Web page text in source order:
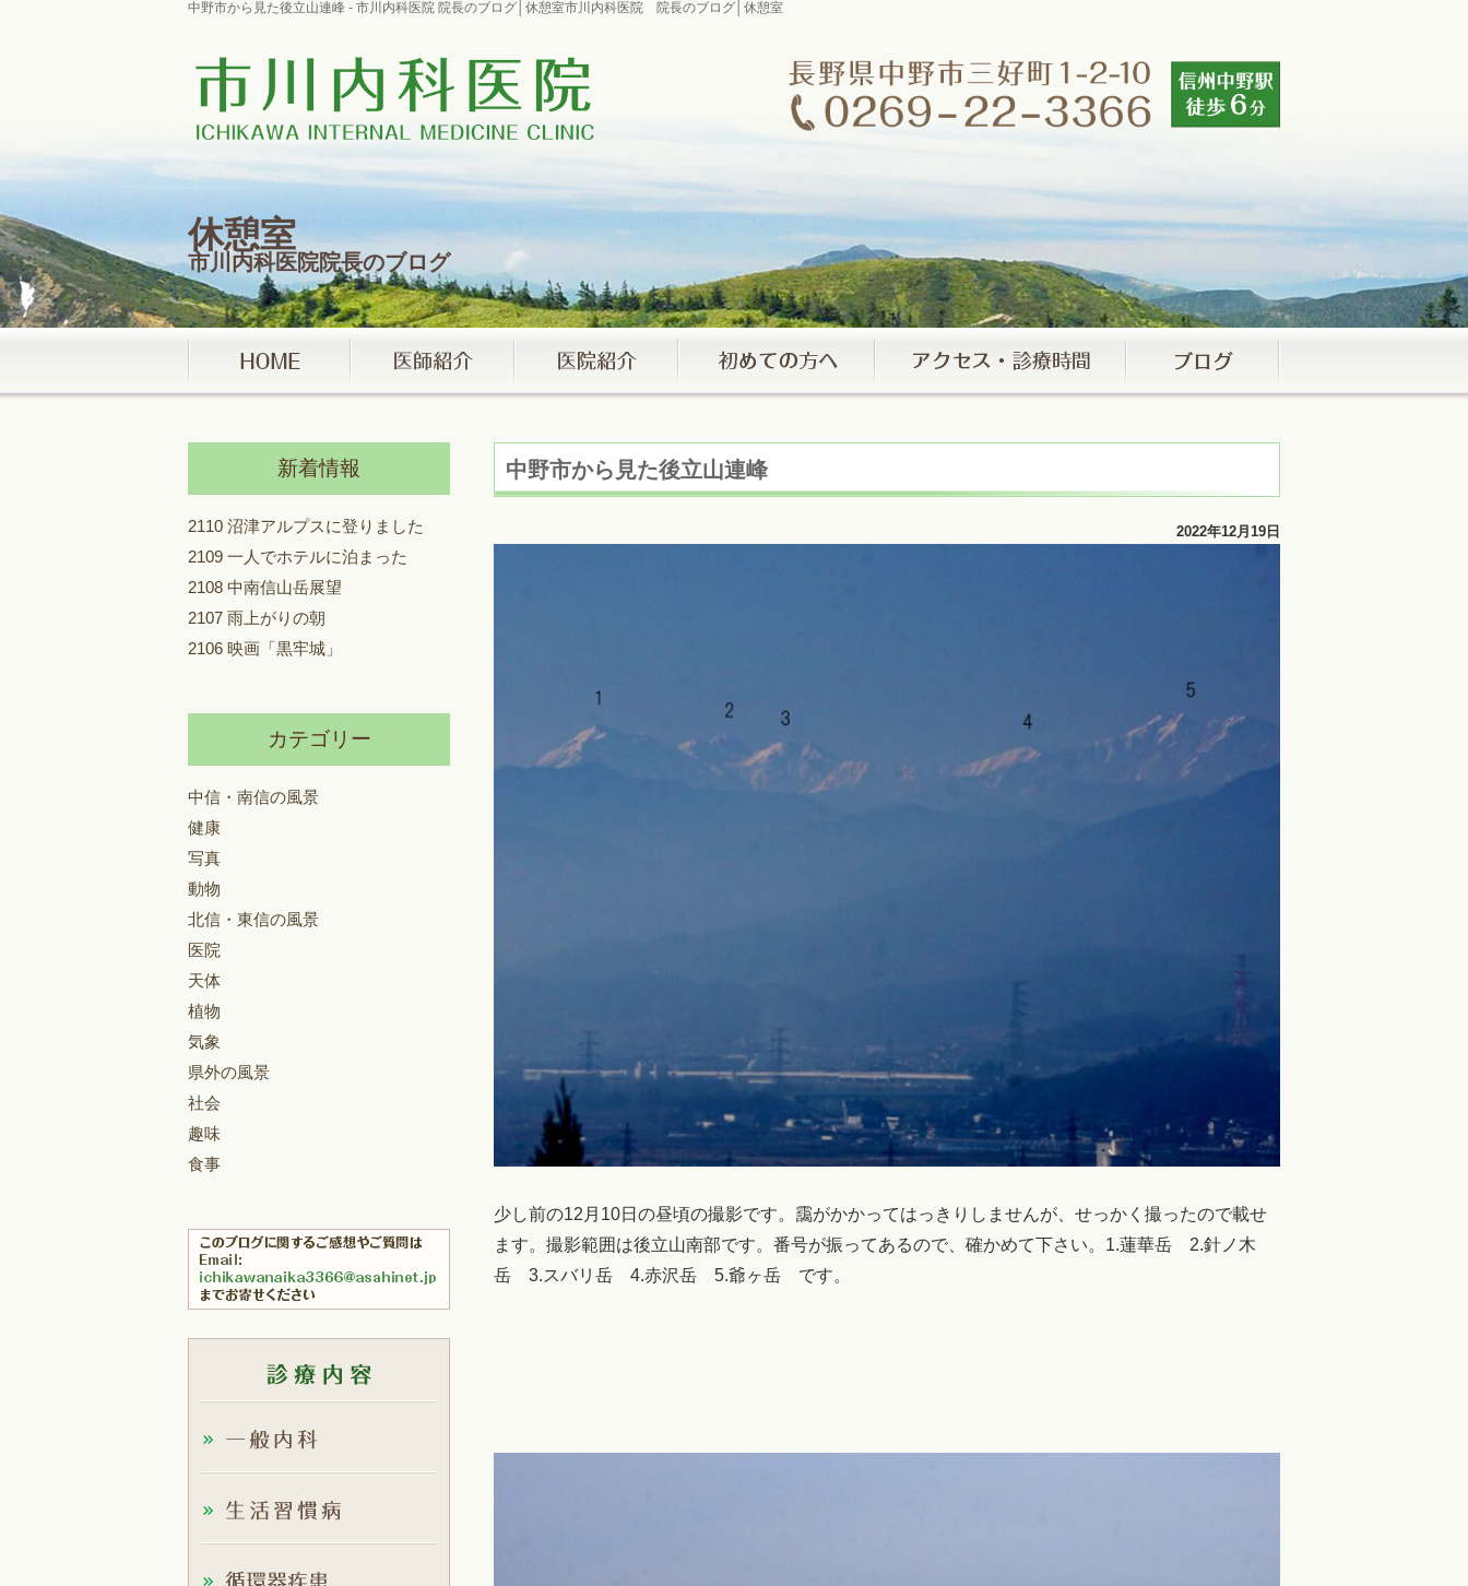
中野市から見た後立山連峰 - 市川内科医院 院長のブログ│休憩室市川内科医院 院長のブログ│休憩室
休憩室
市川内科医院院長のブログ
中野市から見た後立山連峰
2022年12月19日
少し前の12月10日の昼頃の撮影です。靄がかかってはっきりしませんが、せっかく撮ったので載せ
ます。撮影範囲は後立山南部です。番号が振ってあるので、確かめて下さい。1.蓮華岳 2.針ノ木
岳 3.スバリ岳 4.赤沢岳 5.爺ヶ岳 です。
新着情報
2110 沼津アルプスに登りました
2109 一人でホテルに泊まった
2108 中南信山岳展望
2107 雨上がりの朝
2106 映画「黒牢城」
カテゴリー
中信・南信の風景
健康
写真
動物
北信・東信の風景
医院
天体
植物
気象
県外の風景
社会
趣味
食事